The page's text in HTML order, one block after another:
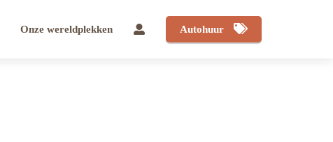
Onze wereldplekken Autohuur